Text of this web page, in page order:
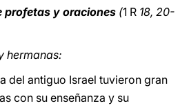
profetas y oraciones (1 R 18, 20-
hermanas:
del antiguo Israel tuvieron gran
con su enseñanza y su